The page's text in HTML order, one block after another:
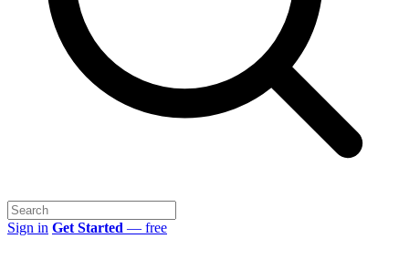
Sign in Get Started — free